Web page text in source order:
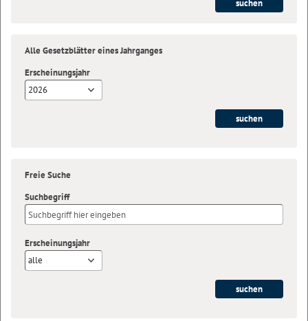
Alle Gesetzblätter eines Jahrganges
Erscheinungsjahr
2026
Freie Suche
Suchbegriff
Erscheinungsjahr
alle